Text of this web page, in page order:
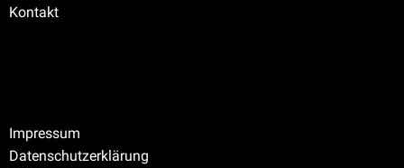
Kontakt
Impressum
Datenschutzerklärung